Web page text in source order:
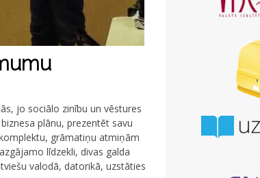
jo sociālo zinību un vēstures
plānu, prezentēt savu
grāmatiņu atmiņām
līdzekli, divas galda
valodā, datorikā, uzstāties